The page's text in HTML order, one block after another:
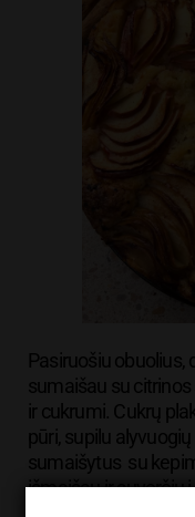
Pasiruošiu obuolius,
sumaišau su
ir cukrumi. Cukrų
pūri, supilu
sumaišytus su
išmaišau ir suverčiu